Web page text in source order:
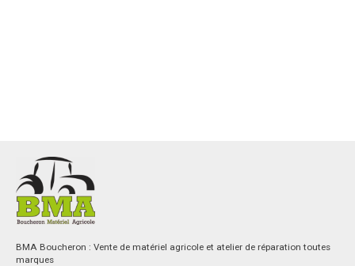
BMA Boucheron : Vente de matériel agricole et atelier de réparation toutes
marques